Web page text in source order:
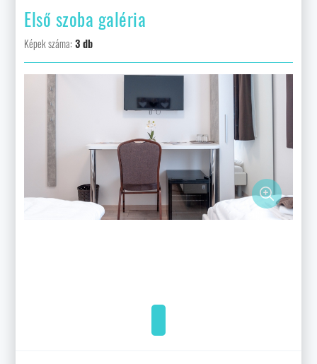
Első szoba galéria
Képek száma: 3 db